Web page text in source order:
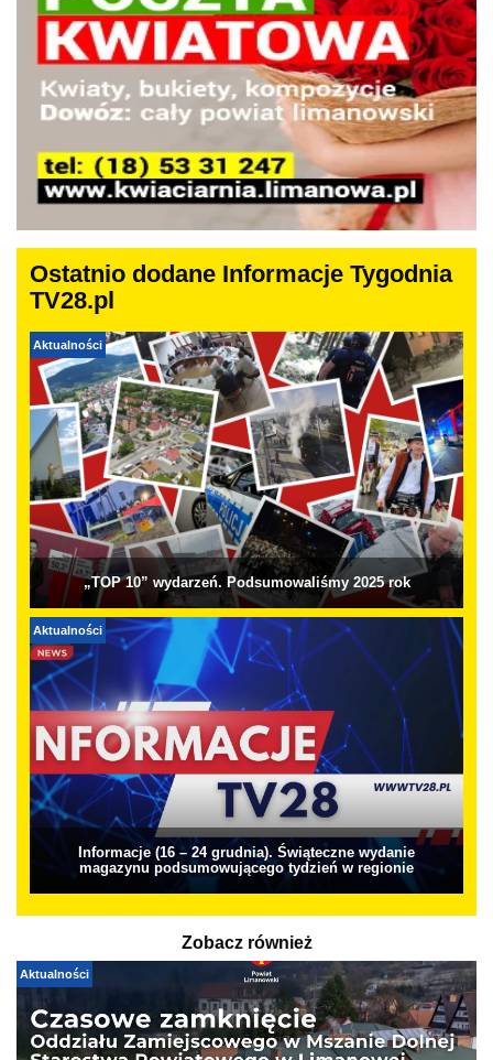
Ostatnio dodane Informacje Tygodnia
TV28.pl
Aktualności
„TOP 10” wydarzeń. Podsumowaliśmy 2025 rok
Aktualności
Informacje (16 – 24 grudnia). Świąteczne wydanie
magazynu podsumowującego tydzień w regionie
Zobacz również
Aktualności